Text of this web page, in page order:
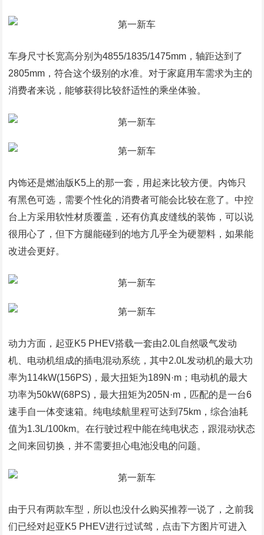
车身尺寸长宽高分别为4855/1835/1475mm，轴距达到了
2805mm，符合这个级别的水准。对于家庭用车需求为主的
消费者来说，能够获得比较舒适性的乘坐体验。
内饰还是燃油版K5上的那一套，用起来比较方便。内饰只
有黑色可选，需要个性化的消费者可能会比较在意了。中控
台上方采用软性材质覆盖，还有仿真皮缝线的装饰，可以说
很用心了，但下方腿能碰到的地方几乎全为硬塑料，如果能
改进会更好。
动力方面，起亚K5 PHEV搭载一套由2.0L自然吸气发动
机、电动机组成的插电混动系统，其中2.0L发动机的最大功
率为114kW(156PS)，最大扭矩为189N·m；电动机的最大
功率为50kW(68PS)，最大扭矩为205N·m，匹配的是一台6
速手自一体变速箱。纯电续航里程可达到75km，综合油耗
值为1.3L/100km。在行驶过程中能在纯电状态，跟混动状态
之间来回切换，并不需要担心电池没电的问题。
由于只有两款车型，所以也没什么购买推荐一说了，之前我
们已经对起亚K5 PHEV进行过试驾，点击下方图片可进入